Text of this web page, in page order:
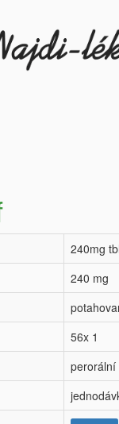
240mg
240 mg
56x 1